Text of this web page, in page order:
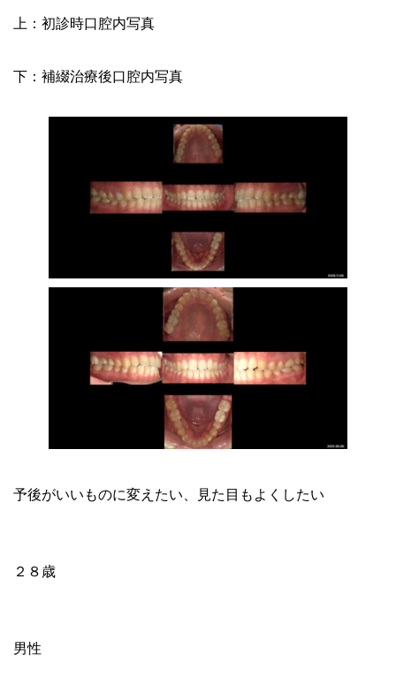
上：初診時口腔内写真
下：補綴治療後口腔内写真
予後がいいものに変えたい、見た目もよくしたい
２８歳
男性